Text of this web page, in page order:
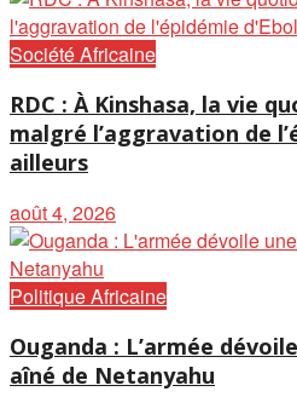
Société Africaine
RDC : À Kinshasa, la vie
malgré l’aggravation de
ailleurs
août 4, 2026
Politique Africaine
Ouganda : L’armée
aîné de Netanyahu